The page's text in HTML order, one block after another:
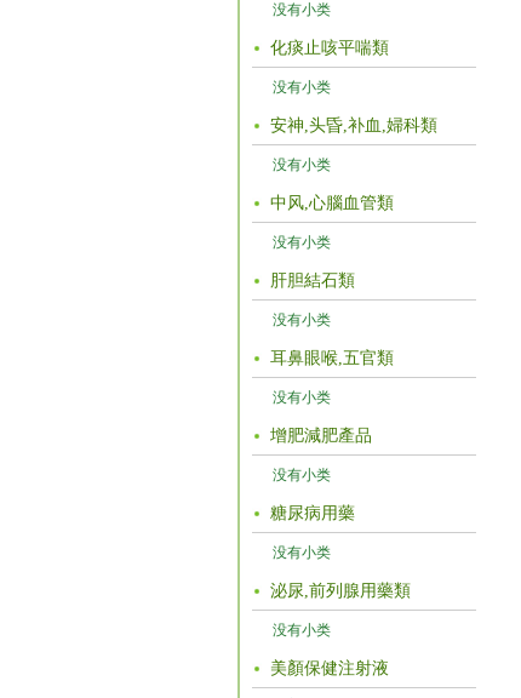
没有小类
化痰止咳平喘類
没有小类
安神,头昏,补血,婦科類
没有小类
中风,心腦血管類
没有小类
肝胆結石類
没有小类
耳鼻眼喉,五官類
没有小类
增肥減肥產品
没有小类
糖尿病用藥
没有小类
泌尿,前列腺用藥類
没有小类
美顏保健注射液